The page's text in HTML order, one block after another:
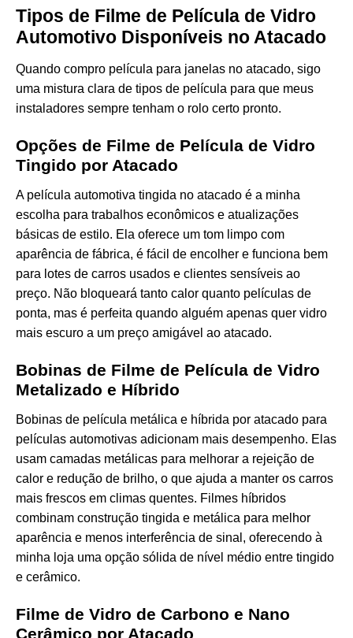
Tipos de Filme de Película de Vidro
Automotivo Disponíveis no Atacado
Quando compro película para janelas no atacado, sigo
uma mistura clara de tipos de película para que meus
instaladores sempre tenham o rolo certo pronto.
Opções de Filme de Película de Vidro
Tingido por Atacado
A película automotiva tingida no atacado é a minha
escolha para trabalhos econômicos e atualizações
básicas de estilo. Ela oferece um tom limpo com
aparência de fábrica, é fácil de encolher e funciona bem
para lotes de carros usados e clientes sensíveis ao
preço. Não bloqueará tanto calor quanto películas de
ponta, mas é perfeita quando alguém apenas quer vidro
mais escuro a um preço amigável ao atacado.
Bobinas de Filme de Película de Vidro
Metalizado e Híbrido
Bobinas de película metálica e híbrida por atacado para
películas automotivas adicionam mais desempenho. Elas
usam camadas metálicas para melhorar a rejeição de
calor e redução de brilho, o que ajuda a manter os carros
mais frescos em climas quentes. Filmes híbridos
combinam construção tingida e metálica para melhor
aparência e menos interferência de sinal, oferecendo à
minha loja uma opção sólida de nível médio entre tingido
e cerâmico.
Filme de Vidro de Carbono e Nano
Cerâmico por Atacado